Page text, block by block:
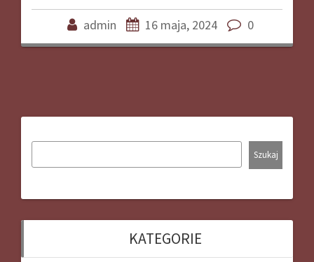
admin 16 maja, 2024 0
Szukaj
KATEGORIE